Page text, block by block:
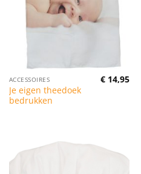
ACCESSOIRES
Je eigen theedoek
bedrukken
€ 14,95